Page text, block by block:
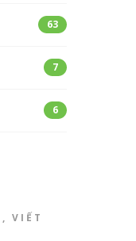
63
7
6
, VIẾT